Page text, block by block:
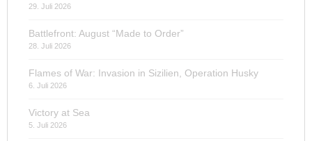
29. Juli 2026
Battlefront: August “Made to Order”
28. Juli 2026
Flames of War: Invasion in Sizilien, Operation Husky
6. Juli 2026
Victory at Sea
5. Juli 2026